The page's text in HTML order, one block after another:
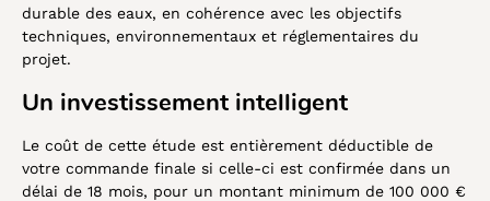
durable des eaux, en cohérence avec les objectifs
techniques, environnementaux et réglementaires du
projet.
Un investissement intelligent
Le coût de cette étude est entièrement déductible de
votre commande finale si celle-ci est confirmée dans un
délai de 18 mois, pour un montant minimum de 100 000 €